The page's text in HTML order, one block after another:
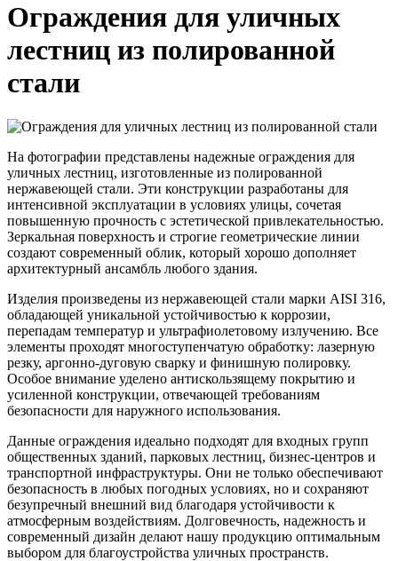
Ограждения для уличных
лестниц из полированной
стали
На фотографии представлены надежные ограждения для
уличных лестниц, изготовленные из полированной
нержавеющей стали. Эти конструкции разработаны для
интенсивной эксплуатации в условиях улицы, сочетая
повышенную прочность с эстетической привлекательностью.
Зеркальная поверхность и строгие геометрические линии
создают современный облик, который хорошо дополняет
архитектурный ансамбль любого здания.
Изделия произведены из нержавеющей стали марки AISI 316,
обладающей уникальной устойчивостью к коррозии,
перепадам температур и ультрафиолетовому излучению. Все
элементы проходят многоступенчатую обработку: лазерную
резку, аргонно-дуговую сварку и финишную полировку.
Особое внимание уделено антискользящему покрытию и
усиленной конструкции, отвечающей требованиям
безопасности для наружного использования.
Данные ограждения идеально подходят для входных групп
общественных зданий, парковых лестниц, бизнес-центров и
транспортной инфраструктуры. Они не только обеспечивают
безопасность в любых погодных условиях, но и сохраняют
безупречный внешний вид благодаря устойчивости к
атмосферным воздействиям. Долговечность, надежность и
современный дизайн делают нашу продукцию оптимальным
выбором для благоустройства уличных пространств.